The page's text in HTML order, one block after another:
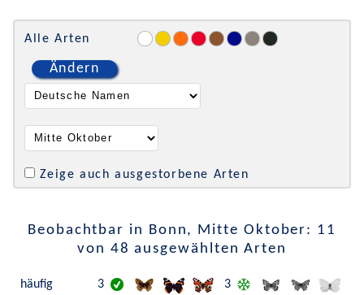
Alle Arten
Ändern
Zeige auch ausgestorbene Arten
Beobachtbar in Bonn, Mitte Oktober: 11
von 48 ausgewählten Arten
häufig 3
3